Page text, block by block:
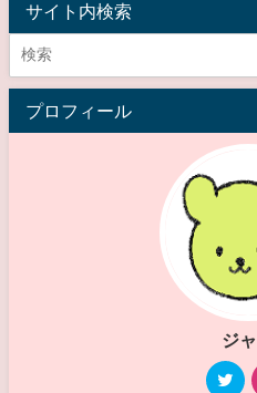
サイト内検索
プロフィール
ジ